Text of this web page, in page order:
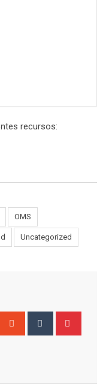
recursos:
OMS
Uncategorized
WhatsappStumbleUpon
Tumblr